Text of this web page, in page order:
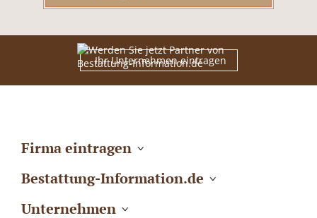
Ihr Unternehmen eintragen
Firma eintragen
Bestattung-Information.de
Unternehmen